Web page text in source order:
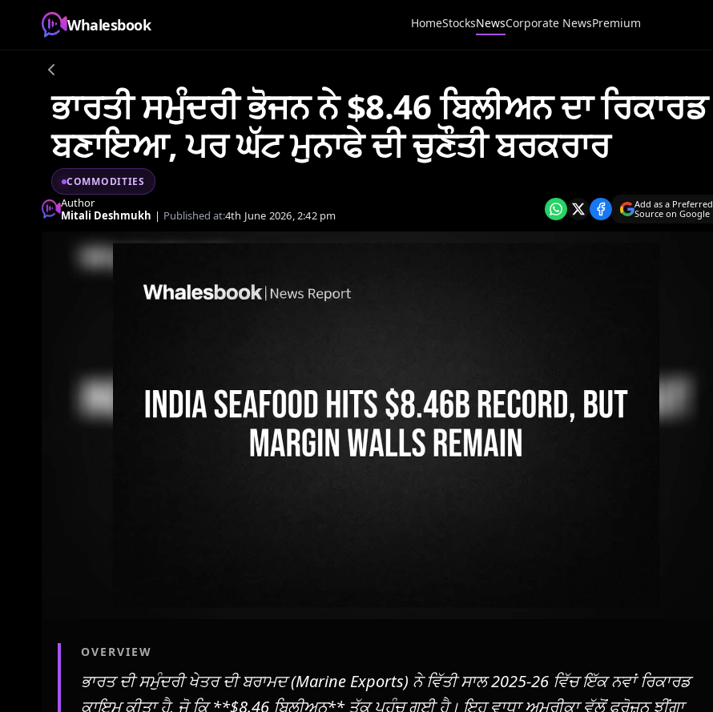
Whalesbook HomeStocksNewsCorporate NewsPremium
ਭਾਰਤੀ ਸਮੁੰਦਰੀ ਭੋਜਨ ਨੇ $8.46 ਬਿਲੀਅਨ ਦਾ ਰਿਕਾਰਡ
ਬਣਾਇਆ, ਪਰ ਘੱਟ ਮੁਨਾਫੇ ਦੀ ਚੁਣੌਤੀ ਬਰਕਰਾਰ
COMMODITIES
Author
Mitali Deshmukh | Published at:4th June 2026, 2:42 pm
Add as a Preferred
Source on Google
OVERVIEW
ਭਾਰਤ ਦੀ ਸਮੁੰਦਰੀ ਖੇਤਰ ਦੀ ਬਰਾਮਦ (Marine Exports) ਨੇ ਵਿੱਤੀ ਸਾਲ 2025-26 ਵਿੱਚ ਇੱਕ ਨਵਾਂ ਰਿਕਾਰਡ
ਕਾਇਮ ਕੀਤਾ ਹੈ, ਜੋ ਕਿ **$8.46 ਬਿਲੀਅਨ** ਤੱਕ ਪਹੁੰਚ ਗਈ ਹੈ। ਇਹ ਵਾਧਾ ਅਮਰੀਕਾ ਵੱਲੋਂ ਫਰੋਜ਼ਨ ਝੀਂਗਾ